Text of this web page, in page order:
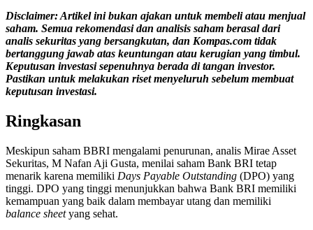
Disclaimer: Artikel ini bukan ajakan untuk membeli atau menjual
saham. Semua rekomendasi dan analisis saham berasal dari
analis sekuritas yang bersangkutan, dan Kompas.com tidak
bertanggung jawab atas keuntungan atau kerugian yang timbul.
Keputusan investasi sepenuhnya berada di tangan investor.
Pastikan untuk melakukan riset menyeluruh sebelum membuat
keputusan investasi.
Ringkasan
Meskipun saham BBRI mengalami penurunan, analis Mirae Asset
Sekuritas, M Nafan Aji Gusta, menilai saham Bank BRI tetap
menarik karena memiliki Days Payable Outstanding (DPO) yang
tinggi. DPO yang tinggi menunjukkan bahwa Bank BRI memiliki
kemampuan yang baik dalam membayar utang dan memiliki
balance sheetyang sehat.